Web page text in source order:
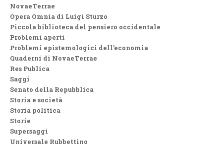
NovaeTerrae
Opera Omnia di Luigi Sturzo
Piccola biblioteca del pensiero occidentale
Problemi aperti
Problemi epistemologici dell'economia
Quaderni di NovaeTerrae
Res Publica
Saggi
Senato della Repubblica
Storia e società
Storia politica
Storie
Supersaggi
Universale Rubbettino